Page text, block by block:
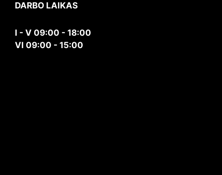
DARBO LAIKAS
I - V 09:00 - 18:00
VI 09:00 - 15:00